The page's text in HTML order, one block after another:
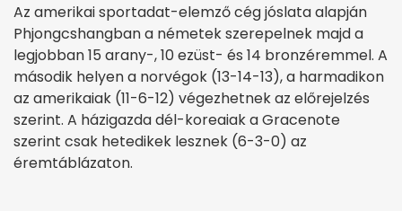
Az amerikai sportadat-elemző cég jóslata alapján
Phjongcshangban a németek szerepelnek majd a
legjobban 15 arany-, 10 ezüst- és 14 bronzéremmel. A
második helyen a norvégok (13-14-13), a harmadikon
az amerikaiak (11-6-12) végezhetnek az előrejelzés
szerint. A házigazda dél-koreaiak a Gracenote
szerint csak hetedikek lesznek (6-3-0) az
éremtáblázaton.